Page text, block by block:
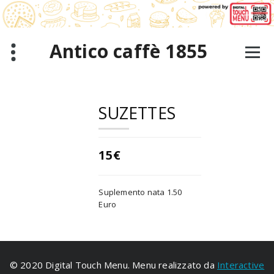
Saltar
al
contenido
Antico caffè 1855
SUZETTES
15€
Suplemento nata 1.50
Euro
© 2020 Digital Touch Menu. Menu realizzato da Interactive